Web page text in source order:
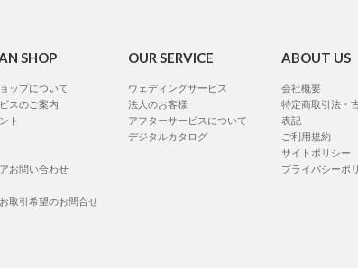
SHOP
ップについて
スのご案内
ト
お問い合わせ
取引希望のお問合せ
OUR SERVICE
ウェディングサービス
法人のお客様
アフターサービスについて
デジタルカタログ
ABOUT US
会社概要
特定商取引法・
表記
ご利用規約
サイトポリシー
プライバシーポ